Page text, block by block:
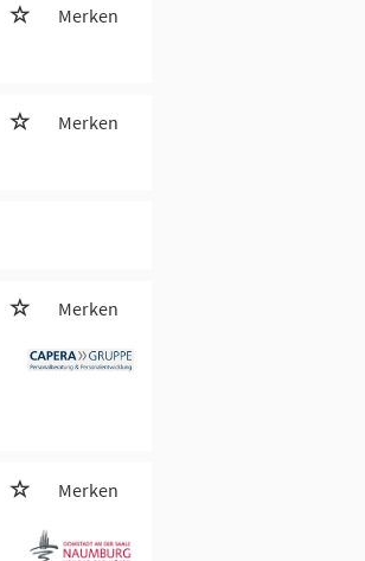
Merken
Merken
Merken
Merken